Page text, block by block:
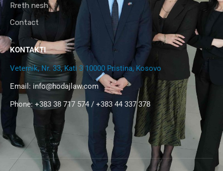
Rreth nesh
Contact
KONTAKTI
Veternik, Nr. 33, Kati 3 10000 Pristina, Kosovo
Email: info@hodajlaw.com
Phone: +383 38 717 574 / +383 44 337 378